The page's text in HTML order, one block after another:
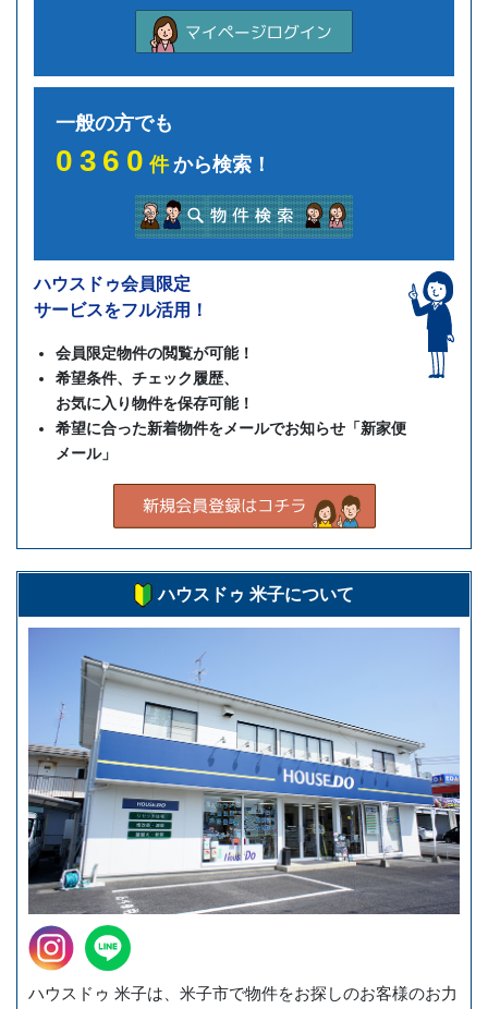
一般の方でも
0360件から検索！
ハウスドゥ会員限定
サービスをフル活用！
会員限定物件の閲覧が可能！
希望条件、チェック履歴、
お気に入り物件を保存可能！
希望に合った新着物件をメールでお知らせ「新家便
メール」
ハウスドゥ 米子について
ハウスドゥ 米子は、米子市で物件をお探しのお客様のお力